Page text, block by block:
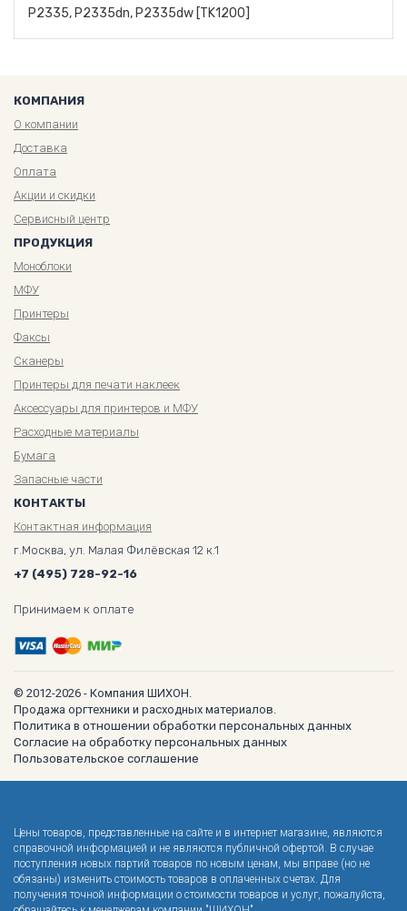
P2335, P2335dn, P2335dw [TK1200]
КОМПАНИЯ
О компании
Доставка
Оплата
Акции и скидки
Сервисный центр
ПРОДУКЦИЯ
Моноблоки
МФУ
Принтеры
Факсы
Сканеры
Принтеры для печати наклеек
Аксессуары для принтеров и МФУ
Расходные материалы
Бумага
Запасные части
КОНТАКТЫ
Контактная информация
г.Москва, ул. Малая Филёвская 12 к.1
+7 (495) 728-92-16
Принимаем к оплате
© 2012-2026 - Компания ШИХОН.
Продажа оргтехники и расходных материалов.
Политика в отношении обработки персональных данных
Согласие на обработку персональных данных
Пользовательское соглашение
Цены товаров, представленные на сайте и в интернет магазине, являются
справочной информацией и не являются публичной офертой. В случае
поступления новых партий товаров по новым ценам, мы вправе (но не
обязаны) изменить стоимость товаров в оплаченных счетах. Для
получения точной информации о стоимости товаров и услуг, пожалуйста,